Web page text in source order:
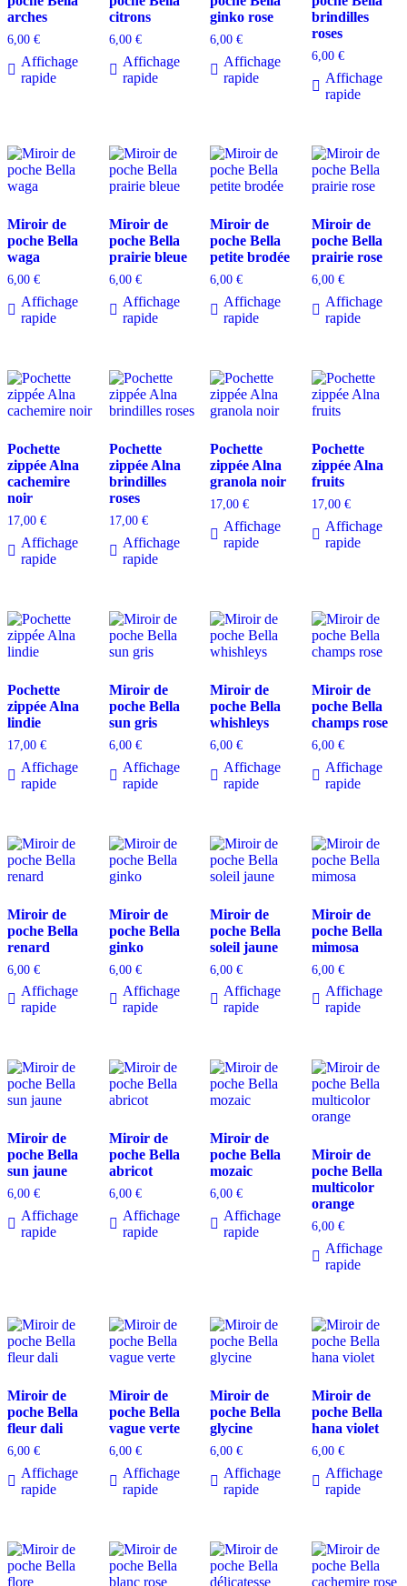
arches
6,00 €
Affichage
rapide
citrons
6,00 €
Affichage
rapide
ginko rose
6,00€
Affichage
rapide
brindilles
roses
6,00 €
Affichage
rapide
Miroir de
poche Bella
waga
6,00 €
Affichage
rapide
Miroir de
poche Bella
prairie bleue
6,00 €
Affichage
rapide
Miroir de
poche Bella
petite brodée
6,00€
Affichage
rapide
Miroir de
poche Bella
prairie rose
6,00 €
Affichage
rapide
Pochette
zippée Alna
cachemire
noir
17,00 €
Affichage
rapide
Pochette
zippée Alna
brindilles
roses
17,00 €
Affichage
rapide
Pochette
zippée Alna
granola noir
17,00€
Affichage
rapide
Pochette
zippée Alna
fruits
17,00 €
Affichage
rapide
Pochette
zippée Alna
lindie
17,00 €
Affichage
rapide
Miroir de
poche Bella
sun gris
6,00 €
Affichage
rapide
Miroir de
poche Bella
whishleys
6,00€
Affichage
rapide
Miroir de
poche Bella
champs rose
6,00 €
Affichage
rapide
Miroir de
poche Bella
renard
6,00 €
Affichage
rapide
Miroir de
poche Bella
ginko
6,00 €
Affichage
rapide
Miroir de
poche Bella
soleil jaune
6,00€
Affichage
rapide
Miroir de
poche Bella
mimosa
6,00 €
Affichage
rapide
Miroir de
poche Bella
sun jaune
6,00 €
Affichage
rapide
Miroir de
poche Bella
abricot
6,00 €
Affichage
rapide
Miroir de
poche Bella
mozaic
6,00€
Affichage
rapide
Miroir de
poche Bella
multicolor
orange
6,00 €
Affichage
rapide
Miroir de
poche Bella
fleur dali
6,00 €
Affichage
rapide
Miroir de
poche Bella
vague verte
6,00 €
Affichage
rapide
Miroir de
poche Bella
glycine
6,00€
Affichage
rapide
Miroir de
poche Bella
hana violet
6,00 €
Affichage
rapide